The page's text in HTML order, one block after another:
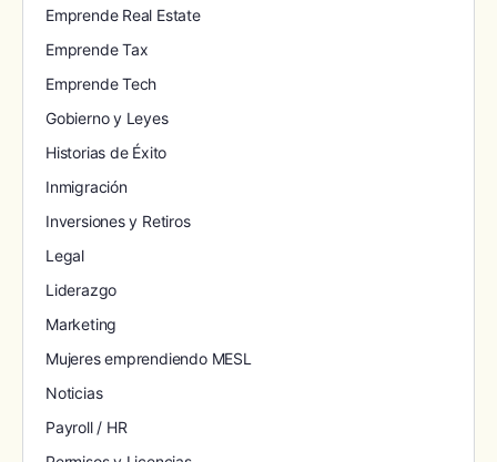
Emprende Real Estate
Emprende Tax
Emprende Tech
Gobierno y Leyes
Historias de Éxito
Inmigración
Inversiones y Retiros
Legal
Liderazgo
Marketing
Mujeres emprendiendo MESL
Noticias
Payroll / HR